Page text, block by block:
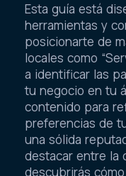
Esta guía está
herramientas y
posicionarte de
locales como
a identificar las
tu negocio en tu
contenido para
preferencias de
una sólida
destacar entre la
descubrirás